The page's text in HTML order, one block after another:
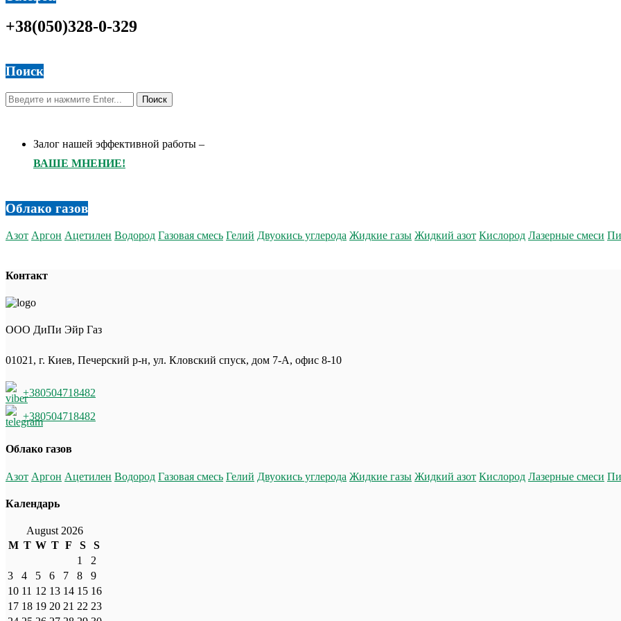
+38(050)328-0-329
Поиск
Залог нашей эффективной работы –
ВАШЕ МНЕНИЕ!
Облако газов
Азот Аргон Ацетилен Водород Газовая смесь Гелий Двуокись углерода Жидкие газы Жидкий азот Кислород Лазерные смеси
Контакт
ООО ДиПи Эйр Газ
01021, г. Киев, Печерский р-н, ул. Кловский спуск, дом 7-А, офис 8-10
+380504718482
+380504718482
Облако газов
Азот Аргон Ацетилен Водород Газовая смесь Гелий Двуокись углерода Жидкие газы Жидкий азот Кислород Лазерные смеси
Календарь
August 2026
M T W T F S
S
1
2
3
4 5 6 7 8
9
10 11 12 13 14 15 16
17 18 19 20 21 22 23